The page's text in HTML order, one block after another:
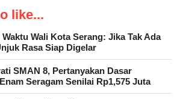
seluruh personel dengan sisa waktu
jalan, juga pembuatan Tanggung
dikebut.
like...
Wali Kota Serang: Jika Tak Ada
Rasa Siap Digelar
SMAN 8, Pertanyakan Dasar
Seragam Senilai Rp1,575 Juta